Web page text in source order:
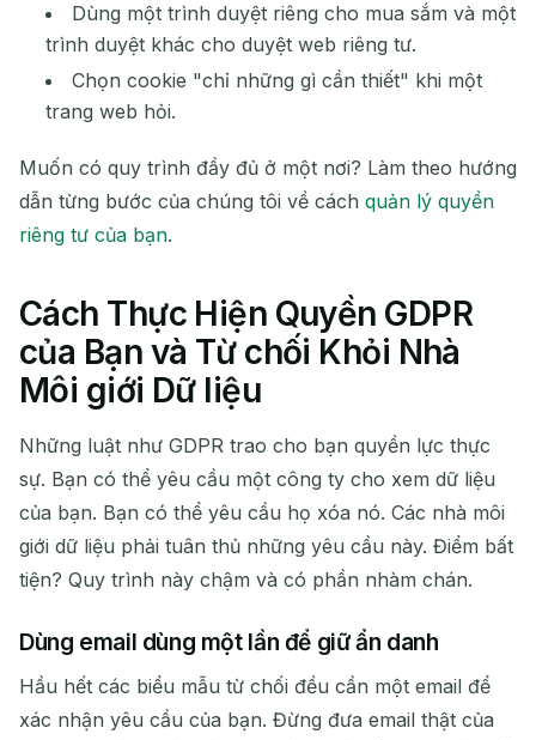
Dùng một trình duyệt riêng cho mua sắm và một
trình duyệt khác cho duyệt web riêng tư.
Chọn cookie "chỉ những gì cần thiết" khi một
trang web hỏi.
Muốn có quy trình đầy đủ ở một nơi? Làm theo hướng
dẫn từng bước của chúng tôi về cách quản lý quyền
riêng tư của bạn.
Cách Thực Hiện Quyền GDPR
của Bạn và Từ chối Khỏi Nhà
Môi giới Dữ liệu
Những luật như GDPR trao cho bạn quyền lực thực
sự. Bạn có thể yêu cầu một công ty cho xem dữ liệu
của bạn. Bạn có thể yêu cầu họ xóa nó. Các nhà môi
giới dữ liệu phải tuân thủ những yêu cầu này. Điểm bất
tiện? Quy trình này chậm và có phần nhàm chán.
Dùng email dùng một lần để giữ ẩn danh
Hầu hết các biểu mẫu từ chối đều cần một email để
xác nhận yêu cầu của bạn. Đừng đưa email thật của